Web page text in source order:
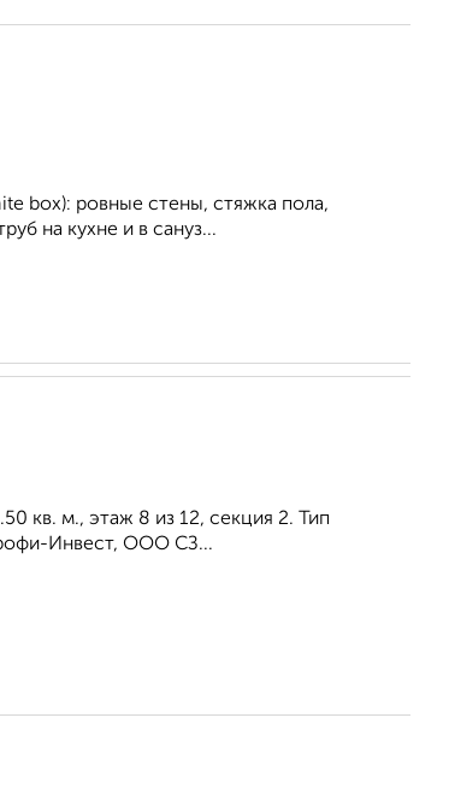
box): ровные стены, стяжка пола,
на кухне и в сануз...
кв. м., этаж 8 из 12, секция 2. Тип
Инвест, ООО СЗ...